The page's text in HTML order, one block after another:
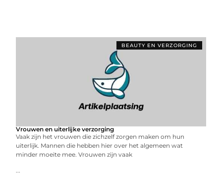
BEAUTY EN VERZORGING
Vrouwen en uiterlijke verzorging
Vaak zijn het vrouwen die zichzelf zorgen maken om hun
uiterlijk. Mannen die hebben hier over het algemeen wat
minder moeite mee. Vrouwen zijn vaak
...